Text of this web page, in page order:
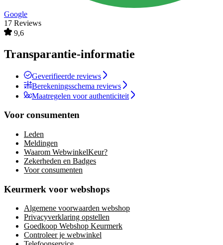
Google
17 Reviews
9,6
Transparantie-informatie
Geverifieerde reviews
Berekeningsschema reviews
Maatregelen voor authenticiteit
Voor consumenten
Leden
Meldingen
Waarom WebwinkelKeur?
Zekerheden en Badges
Voor consumenten
Keurmerk voor webshops
Algemene voorwaarden webshop
Privacyverklaring opstellen
Goedkoop Webshop Keurmerk
Controleer je webwinkel